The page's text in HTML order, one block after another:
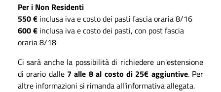
Per i Non Residenti
550 € inclusa iva e costo dei pasti fascia oraria 8/16
600 € inclusa iva e costo dei pasti, con post fascia
oraria 8/18
Ci sarà anche la possibilità di richiedere un'estensione
di orario dalle 7 alle 8 al costo di 25€ aggiuntive. Per
altre informazioni si rimanda all'informativa allegata.